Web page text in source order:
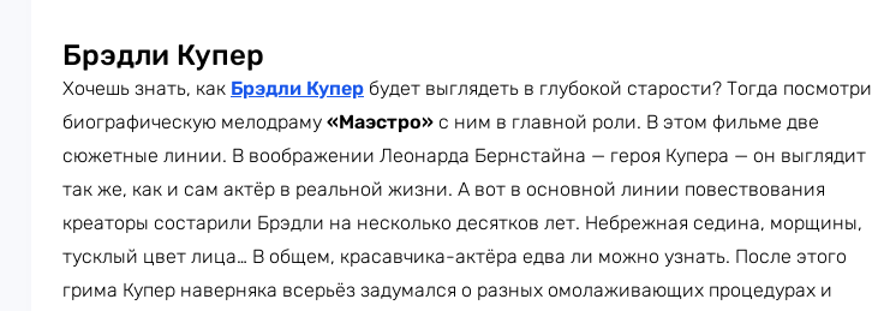
Брэдли Купер
Хочешь знать, как Брэдли Купер будет выглядеть в глубокой старости? Тогда посмотри
биографическую мелодраму «Маэстро» с ним в главной роли. В этом фильме две
сюжетные линии. В воображении Леонарда Бернстайна — героя Купера — он выглядит
так же, как и сам актёр в реальной жизни. А вот в основной линии повествования
креаторы состарили Брэдли на несколько десятков лет. Небрежная седина, морщины,
тусклый цвет лица… В общем, красавчика-актёра едва ли можно узнать. После этого
грима Купер наверняка всерьёз задумался о разных омолаживающих процедурах и